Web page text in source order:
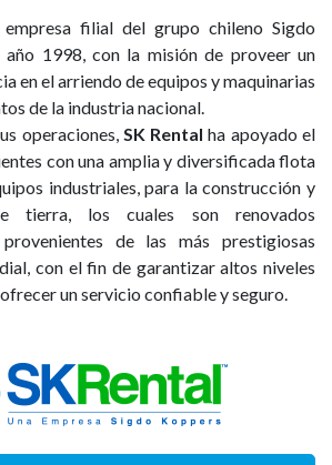
empresa filial del grupo chileno Sigdo
año 1998, con la misión de proveer un
en el arriendo de equipos y maquinarias
de la industria nacional.
operaciones, SK Rental ha apoyado el
con una amplia y diversificada flota
industriales, para la construcción y
tierra, los cuales son renovados
de las más prestigiosas
con el fin de garantizar altos niveles
un servicio confiable y seguro.